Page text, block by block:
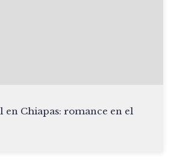
en Chiapas: romance en el